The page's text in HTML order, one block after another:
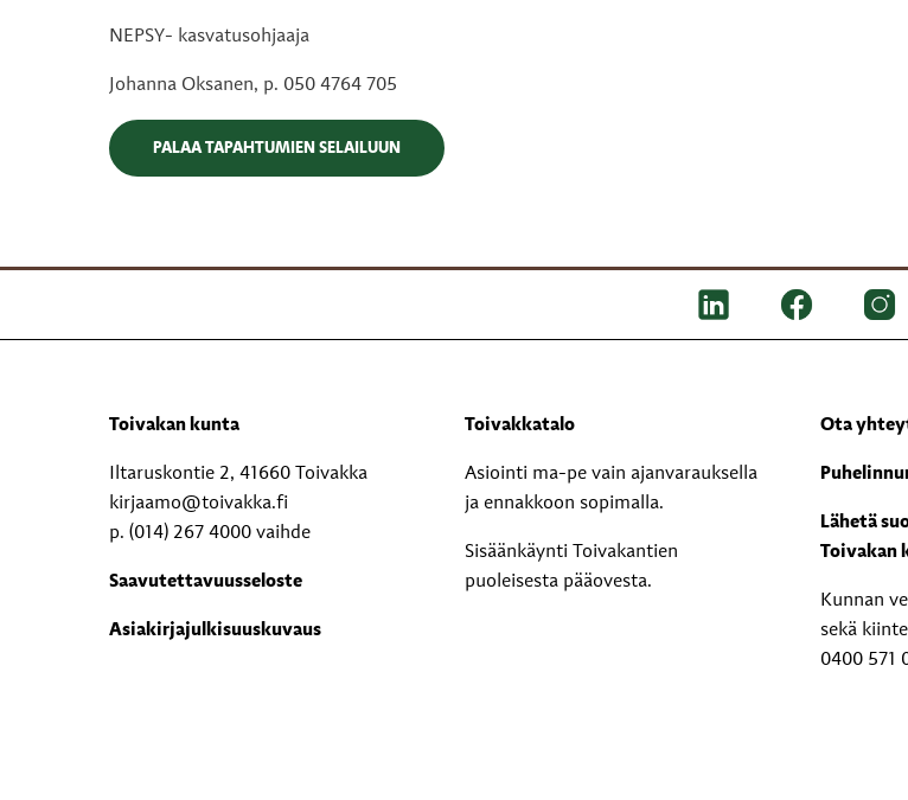
NEPSY- kasvatusohjaaja
Johanna Oksanen, p. 050 4764 705
PALAA TAPAHTUMIEN SELAILUUN
Toivakan kunta
Iltaruskontie 2, 41660 Toivakka
kirjaamo@toivakka.fi
p. (014) 267 4000 vaihde
Saavutettavuusseloste
Asiakirjajulkisuuskuvaus
Toivakkatalo
Asiointi ma-pe vain ajanvarauksella
ja ennakkoon sopimalla.
Sisäänkäynti Toivakantien
puoleisesta pääovesta.
Ota
Lähetä
Toivakan
Kunnan
sekä
0400 571